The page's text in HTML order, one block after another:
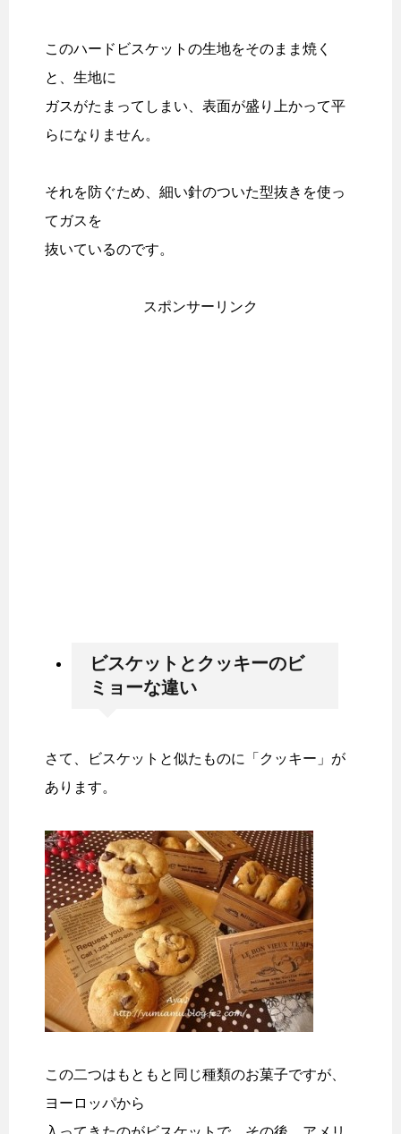
このハードビスケットの生地をそのまま焼く
と、生地に
ガスがたまってしまい、表面が盛り上かって平
らになりません。
それを防ぐため、細い針のついた型抜きを使っ
てガスを
抜いているのです。
スポンサーリンク
ビスケットとクッキーのビ
ミョーな違い
さて、ビスケットと似たものに「クッキー」が
あります。
この二つはもともと同じ種類のお菓子ですが、
ヨーロッパから